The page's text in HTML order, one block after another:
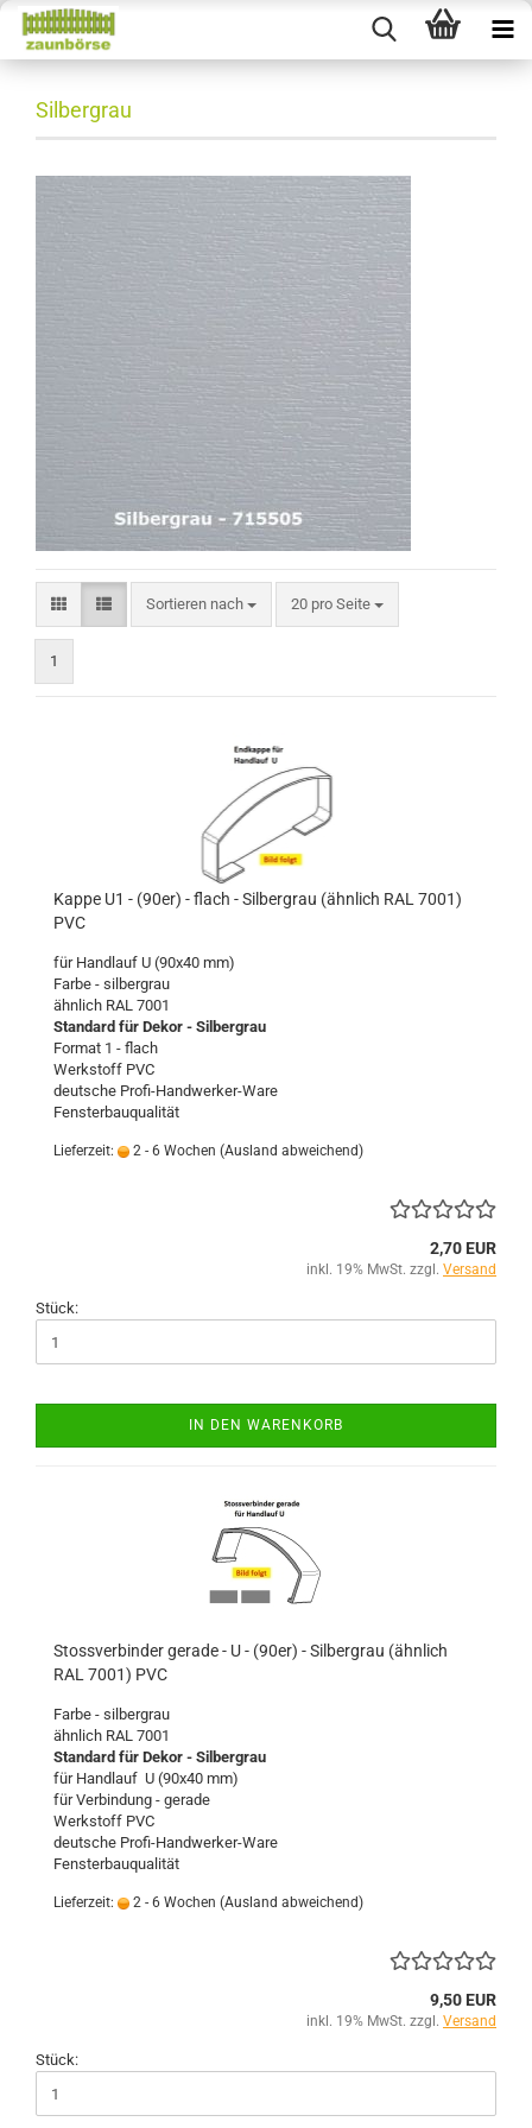
Silbergrau
Sortieren nach
Sortieren nach 20 pro Seite
pro Seite
1
Kappe U1 - (90er) - flach - Silbergrau (ähnlich RAL 7001)
PVC
für Handlauf U (90x40 mm)
Farbe - silbergrau
ähnlich RAL 7001
Standard für Dekor - Silbergrau
Format 1 - flach
Werkstoff PVC
deutsche Profi-Handwerker-Ware
Fensterbauqualität
Lieferzeit: 2 - 6 Wochen (Ausland abweichend)
2,70 EUR
inkl. 19% MwSt. zzgl. Versand
Stück:
IN DEN WARENKORB
Stossverbinder gerade - U - (90er) - Silbergrau (ähnlich
RAL 7001) PVC
Farbe - silbergrau
ähnlich RAL 7001
Standard für Dekor - Silbergrau
für Handlauf U (90x40 mm)
für Verbindung - gerade
Werkstoff PVC
deutsche Profi-Handwerker-Ware
Fensterbauqualität
Lieferzeit: 2 - 6 Wochen (Ausland abweichend)
9,50 EUR
inkl. 19% MwSt. zzgl. Versand
Stück: